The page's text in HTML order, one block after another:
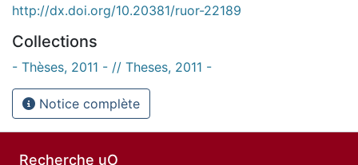
http://dx.doi.org/10.20381/ruor-22189
Collections
- Thèses, 2011 - // Theses, 2011 -
Notice complète
Recherche uO